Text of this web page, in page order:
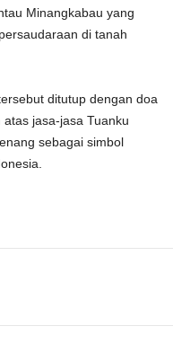
Minangkabau yang
di tanah
ditutup dengan doa
jasa-jasa Tuanku
sebagai simbol